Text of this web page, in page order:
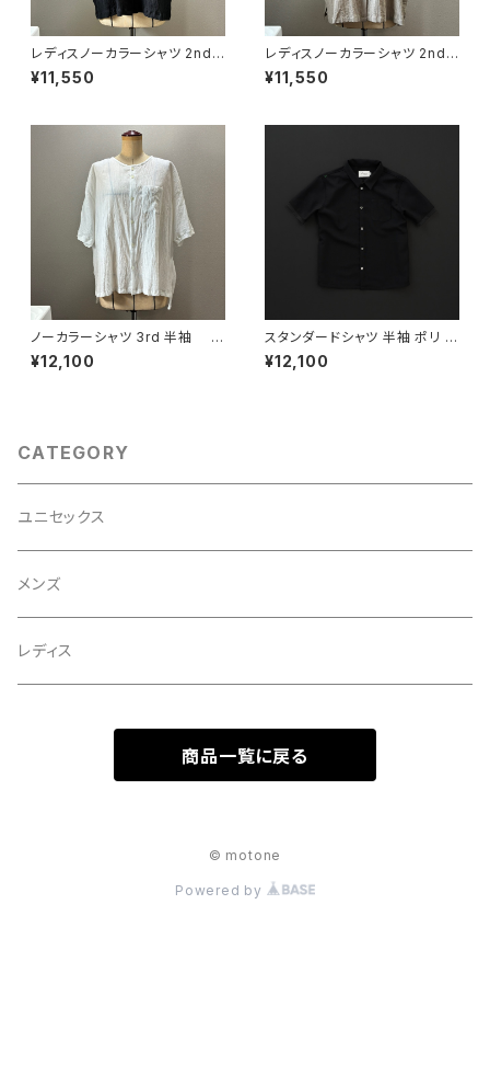
レディスノーカラーシャツ 2nd
ノースリーブ 黒×灰
¥11,550
レディスノーカラーシャツ 2nd
ノースリーブ グレージュ
¥11,550
ノーカラーシャツ 3rd 半袖 白
×白
¥12,100
スタンダードシャツ 半袖 ポリ 黒
×黒
¥12,100
CATEGORY
ユニセックス
メンズ
レディス
商品一覧に戻る
© motone
Powered by